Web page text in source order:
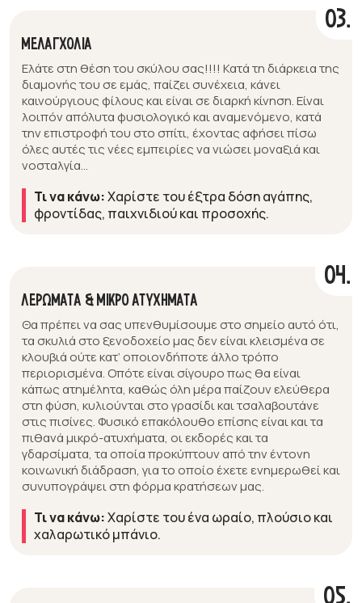
03.
ΜΕΛΑΓΧΟΛΙΑ
Ελάτε στη θέση του σκύλου σας!!!! Κατά τη διάρκεια της
διαμονής του σε εμάς, παίζει συνέχεια, κάνει
καινούργιους φίλους και είναι σε διαρκή κίνηση. Είναι
λοιπόν απόλυτα φυσιολογικό και αναμενόμενο, κατά
την επιστροφή του στο σπίτι, έχοντας αφήσει πίσω
όλες αυτές τις νέες εμπειρίες να νιώσει μοναξιά και
νοσταλγία...
Τι να κάνω:Χαρίστε του έξτρα δόση αγάπης,
φροντίδας, παιχνιδιού και προσοχής.
04.
ΛΕΡΩΜΑΤΑ & ΜΙΚΡΟ ΑΤΥΧΗΜΑΤΑ
Θα πρέπει να σας υπενθυμίσουμε στο σημείο αυτό ότι,
τα σκυλιά στο ξενοδοχείο μας δεν είναι κλεισμένα σε
κλουβιά ούτε κατ’ οποιονδήποτε άλλο τρόπο
περιορισμένα. Οπότε είναι σίγουρο πως θα είναι
κάπως ατημέλητα, καθώς όλη μέρα παίζουν ελεύθερα
στη φύση, κυλιούνται στο γρασίδι και τσαλαβουτάνε
στις πισίνες. Φυσικό επακόλουθο επίσης είναι και τα
πιθανά μικρό-ατυχήματα, οι εκδορές και τα
γδαρσίματα, τα οποία προκύπτουν από την έντονη
κοινωνική διάδραση, για το οποίο έχετε ενημερωθεί και
συνυπογράψει στη φόρμα κρατήσεων μας.
Τι να κάνω:Χαρίστε του ένα ωραίο, πλούσιο και
χαλαρωτικό μπάνιο.
05.